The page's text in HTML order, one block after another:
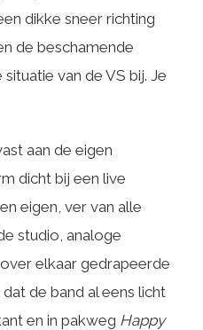
dikke sneer richting
de beschamende
van de VS bij. Je
aan de eigen
dicht bij een live
eigen, ver van alle
studio, analoge
elkaar gedrapeerde
de band al eens licht
en in pakweg Happy